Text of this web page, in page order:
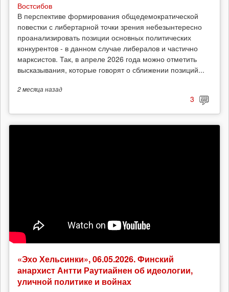
Востсибов
В перспективе формирования общедемократической
повестки с либертарной точки зрения небезынтересно
проанализировать позиции основных политических
конкурентов - в данном случае либералов и частично
марксистов. Так, в апреле 2026 года можно отметить
высказывания, которые говорят о сближении позиций...
2 месяцаназад
3
«Эхо Хельсинки», 06.05.2026. Финский
анархист Антти Раутиайнен об идеологии,
уличной политике и войнах